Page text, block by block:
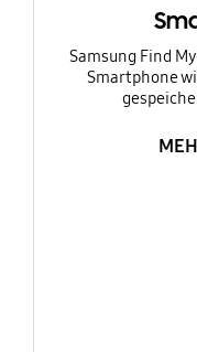
Samsung Find
Smartphone